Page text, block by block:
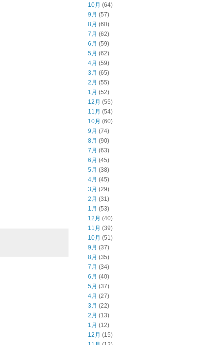
10月 (64)
9月 (57)
8月 (60)
7月 (62)
6月 (59)
5月 (62)
4月 (59)
3月 (65)
2月 (55)
1月 (52)
12月 (55)
11月 (54)
10月 (60)
9月 (74)
8月 (90)
7月 (63)
6月 (45)
5月 (38)
4月 (45)
3月 (29)
2月 (31)
1月 (53)
12月 (40)
11月 (39)
10月 (51)
9月 (37)
8月 (35)
7月 (34)
6月 (40)
5月 (37)
4月 (27)
3月 (22)
2月 (13)
1月 (12)
12月 (15)